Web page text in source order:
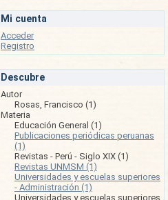
Mi cuenta
Acceder
Registro
Descubre
Autor
Rosas, Francisco (1)
Materia
Educación General (1)
Publicaciones periódicas peruanas
(1)
Revistas - Perú - Siglo XIX (1)
Revistas UNMSM (1)
Universidades y escuelas superiores
- Administración (1)
Universidades y escuelas superiores